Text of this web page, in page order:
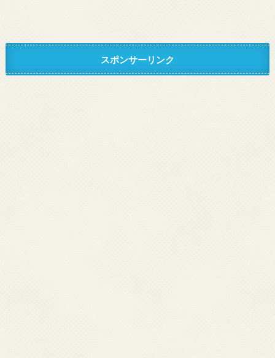
スポンサーリンク